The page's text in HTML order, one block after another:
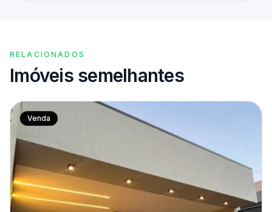
RELACIONADOS
Imóveis semelhantes
Venda